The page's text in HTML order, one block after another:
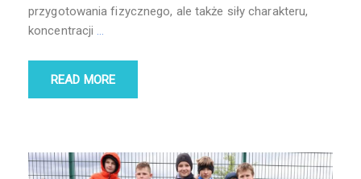
przygotowania fizycznego, ale także siły charakteru,
koncentracji …
READ MORE